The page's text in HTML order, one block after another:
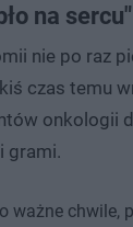
na sercu"
nie po raz
czas temu
onkologii
grami.
ważne chwile,